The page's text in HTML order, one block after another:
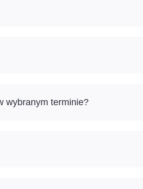
wybranym terminie?